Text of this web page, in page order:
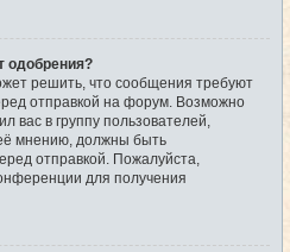
одобрения?
решить, что сообщения требуют
отправкой на форум. Возможно
вас в группу пользователей,
мнению, должны быть
отправкой. Пожалуйста,
для получения